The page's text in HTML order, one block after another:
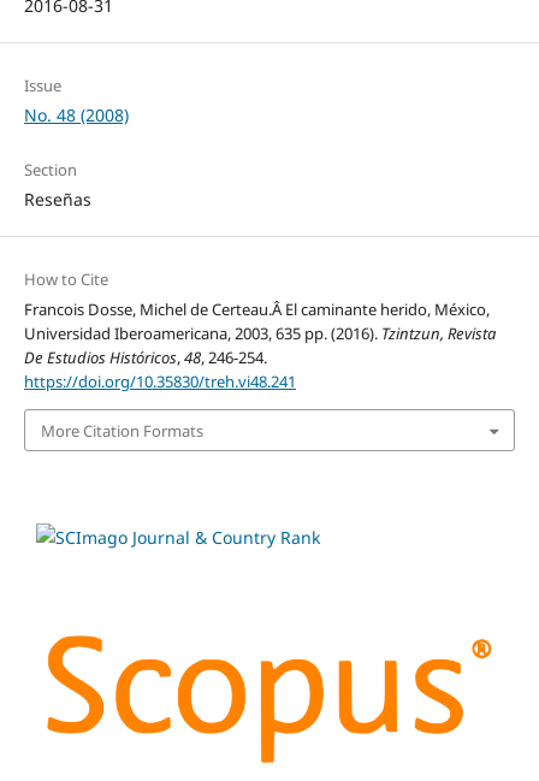
2016-08-31
Issue
No. 48 (2008)
Section
Reseñas
How to Cite
Francois Dosse, Michel de Certeau.Â El caminante herido, México,
Universidad Iberoamericana, 2003, 635 pp. (2016). Tzintzun, Revista
De Estudios Históricos,48, 246-254.
https://doi.org/10.35830/treh.vi48.241
More Citation Formats